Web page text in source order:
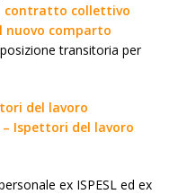
contratto collettivo
nuovo comparto
transitoria per
del lavoro
– Ispettori del lavoro
ex ISPESL ed ex